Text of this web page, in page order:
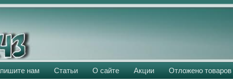
нам Статьи О сайте Акции Отложено товаров